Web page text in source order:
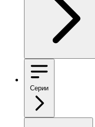
Серии